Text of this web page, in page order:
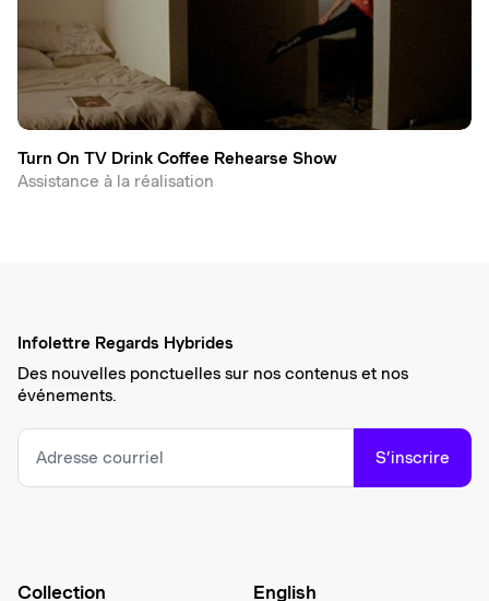
Turn On TV Drink Coffee Rehearse Show
Assistance à la réalisation
Infolettre Regards Hybrides
Des nouvelles ponctuelles sur nos contenus et nos
événements.
S’inscrire
Collection
English